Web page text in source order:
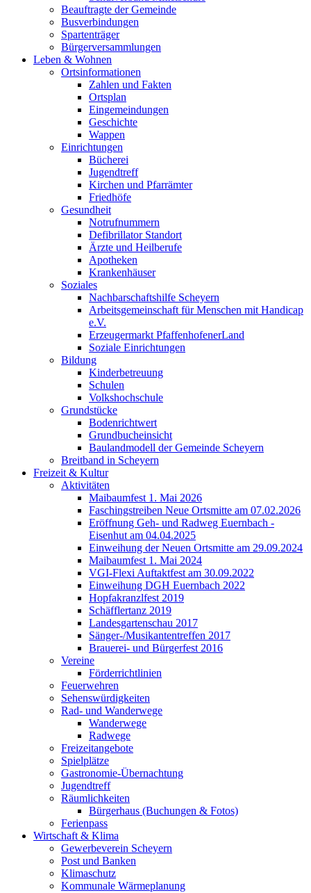
Beauftragte der Gemeinde
Busverbindungen
Spartenträger
Bürgerversammlungen
Leben & Wohnen
Ortsinformationen
Zahlen und Fakten
Ortsplan
Eingemeindungen
Geschichte
Wappen
Einrichtungen
Bücherei
Jugendtreff
Kirchen und Pfarrämter
Friedhöfe
Gesundheit
Notrufnummern
Defibrillator Standort
Ärzte und Heilberufe
Apotheken
Krankenhäuser
Soziales
Nachbarschaftshilfe Scheyern
Arbeitsgemeinschaft für Menschen mit Handicap
e.V.
Erzeugermarkt PfaffenhofenerLand
Soziale Einrichtungen
Bildung
Kinderbetreuung
Schulen
Volkshochschule
Grundstücke
Bodenrichtwert
Grundbucheinsicht
Baulandmodell der Gemeinde Scheyern
Breitband in Scheyern
Freizeit & Kultur
Aktivitäten
Maibaumfest 1. Mai 2026
Faschingstreiben Neue Ortsmitte am 07.02.2026
Eröffnung Geh- und Radweg Euernbach -
Eisenhut am 04.04.2025
Einweihung der Neuen Ortsmitte am 29.09.2024
Maibaumfest 1. Mai 2024
VGI-Flexi Auftaktfest am 30.09.2022
Einweihung DGH Euernbach 2022
Hopfakranzlfest 2019
Schäfflertanz 2019
Landesgartenschau 2017
Sänger-/Musikantentreffen 2017
Brauerei- und Bürgerfest 2016
Vereine
Förderrichtlinien
Feuerwehren
Sehenswürdigkeiten
Rad- und Wanderwege
Wanderwege
Radwege
Freizeitangebote
Spielplätze
Gastronomie-Übernachtung
Jugendtreff
Räumlichkeiten
Bürgerhaus (Buchungen & Fotos)
Ferienpass
Wirtschaft & Klima
Gewerbeverein Scheyern
Post und Banken
Klimaschutz
Kommunale Wärmeplanung